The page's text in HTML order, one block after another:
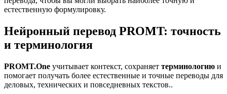
естественную формулировку.
Нейронный перевод PROMT: точность
и терминология
PROMT.One учитывает контекст, сохраняет терминологию и
помогает получать более естественные и точные переводы для
деловых, технических и повседневных текстов..